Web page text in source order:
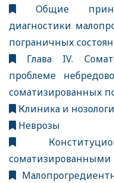
Общие
диагностики
пограничных
Глава IV.
проблеме
соматизированных
Клиника и
Неврозы
соматизированными